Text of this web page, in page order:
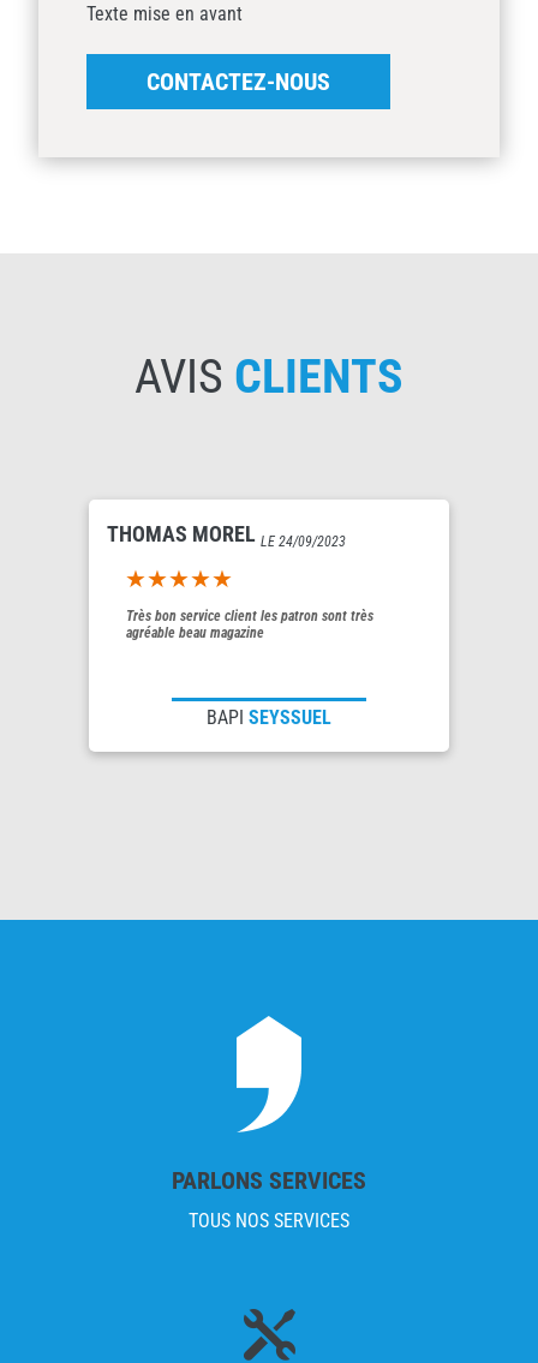
Texte mise en avant
CONTACTEZ-NOUS
AVIS CLIENTS
THOMAS MOREL LE 24/09/2023
5out of 5
Très bon service client les patron sont très
agréable beau magazine
BAPI SEYSSUEL
PARLONS SERVICES
TOUS NOS SERVICES
